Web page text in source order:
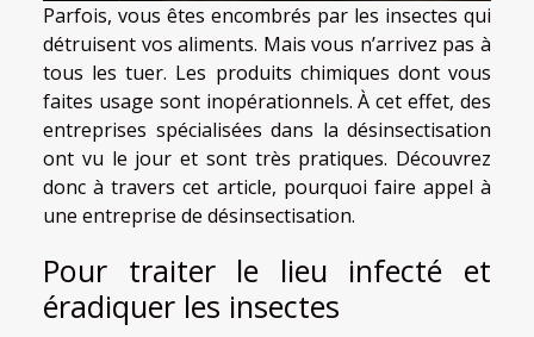
Parfois, vous êtes encombrés par les insectes qui
détruisent vos aliments. Mais vous n’arrivez pas à
tous les tuer. Les produits chimiques dont vous
faites usage sont inopérationnels. À cet effet, des
entreprises spécialisées dans la désinsectisation
ont vu le jour et sont très pratiques. Découvrez
donc à travers cet article, pourquoi faire appel à
une entreprise de désinsectisation.
Pour traiter le lieu infecté et
éradiquer les insectes